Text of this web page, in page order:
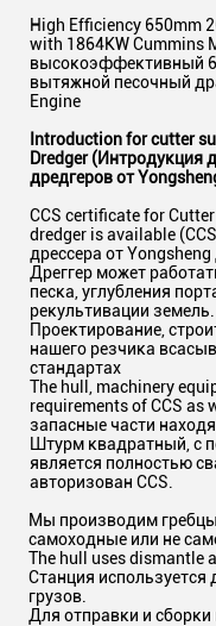
High Efficiency 650mm
with 1864KW Cummins
высокоэффективный
вытяжной песочный
Engine
Introduction for cutter
Dredger (Интродукция
дредгеров от
CCS certificate for
dredger is available
дрессера от
Дреггер может
песка, углубления
рекультивации земель.
Проектирование,
нашего резчика
стандартах
The hull, machinery
requirements of CCS as
запасные части
Штурм квадратный, с
является полностью
авторизован CCS.
Мы производим
самоходные или не
The hull uses dismantle
Станция используется
грузов.
Для отправки и сборки